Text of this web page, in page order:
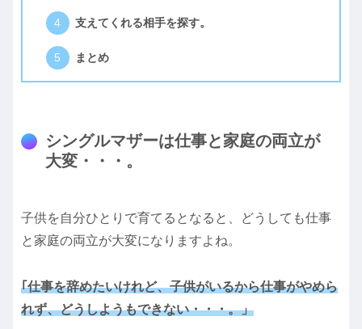
支えてくれる相手を探す。
まとめ
シングルマザーは仕事と家庭の両立が
大変・・・。
子供を自分ひとりで育てるとなると、どうしても仕事
と家庭の両立が大変になりますよね。
｢仕事を辞めたいけれど、子供がいるから仕事がやめら
れず、どうしようもできない・・・。」